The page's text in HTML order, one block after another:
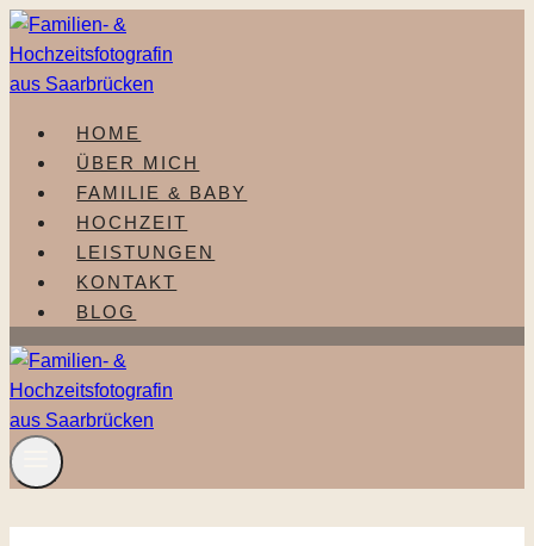
Zum
Inhalt
springen
HOME
ÜBER MICH
FAMILIE & BABY
HOCHZEIT
LEISTUNGEN
KONTAKT
BLOG